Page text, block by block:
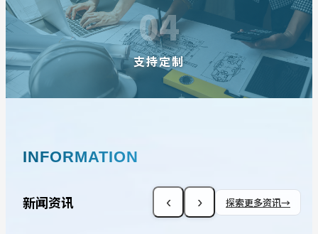
04
支持定制
INFORMATION
新闻资讯 ‹ › 探索更多资讯→